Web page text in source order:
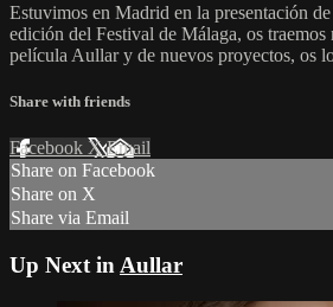
Estuvimos en Madrid en la presentación
edición del Festival de Málaga, os traemos
película Aullar y de nuevos proyectos, os
Share with friends
Facebook XEmail
Share on Facebook
Share on X
Share via Email
Up Next in Aullar